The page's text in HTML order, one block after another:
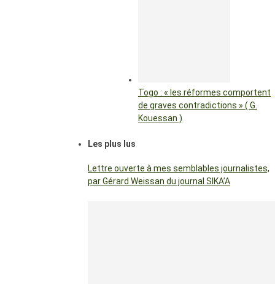
Togo : « les réformes comportent
de graves contradictions » ( G.
Kouessan )
Les plus lus
Lettre ouverte à mes semblables journalistes,
par Gérard Weissan du journal SIKA’A